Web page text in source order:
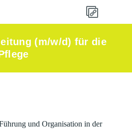
(m/w/d) für die
und Organisation in der